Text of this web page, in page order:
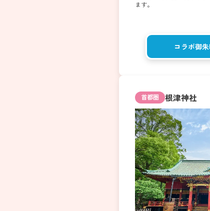
ます。
コラボ御
首都圏 根津神社